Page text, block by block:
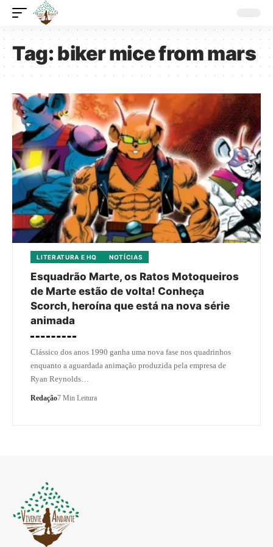
Tag:biker mice from mars
LITERATURA E HQ NOTÍCIAS
Esquadrão Marte, os Ratos Motoqueiros
de Marte estão de volta! Conheça
Scorch, heroína que está na nova série
animada
Clássico dos anos 1990 ganha uma nova fase nos quadrinhos
enquanto a aguardada animação produzida pela empresa de
Ryan Reynolds…
Redação7 Min Leitura